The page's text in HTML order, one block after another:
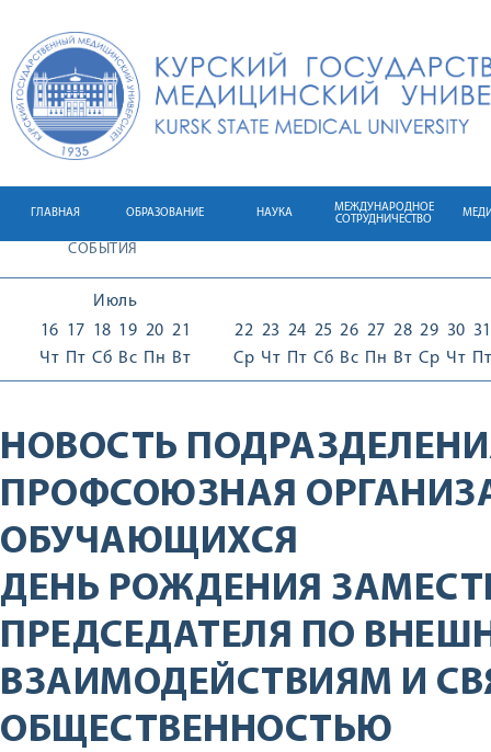
ГЛАВНАЯ ОБРАЗОВАНИЕ НАУКА
МЕЖДУНАРОДНОЕ
СОТРУДНИЧЕСТВО
СОБЫТИЯ
Июль
16
Чт
17
Пт
18
Сб
19
Вс
20
Пн
21
Вт
22
Ср
23
Чт
24
Пт
25
Сб
26
Вс
27
Пн
28
Вт
29
Ср
30
Чт
31
Пт
НОВОСТЬ
ПРОФСОЮЗНАЯ
ОБУЧАЮЩИХСЯ
ДЕНЬ РОЖДЕНИЯ
ПРЕДСЕДАТЕЛЯ ПО
ВЗАИМОДЕЙСТВИЯМ И
ОБЩЕСТВЕННОСТЬЮ